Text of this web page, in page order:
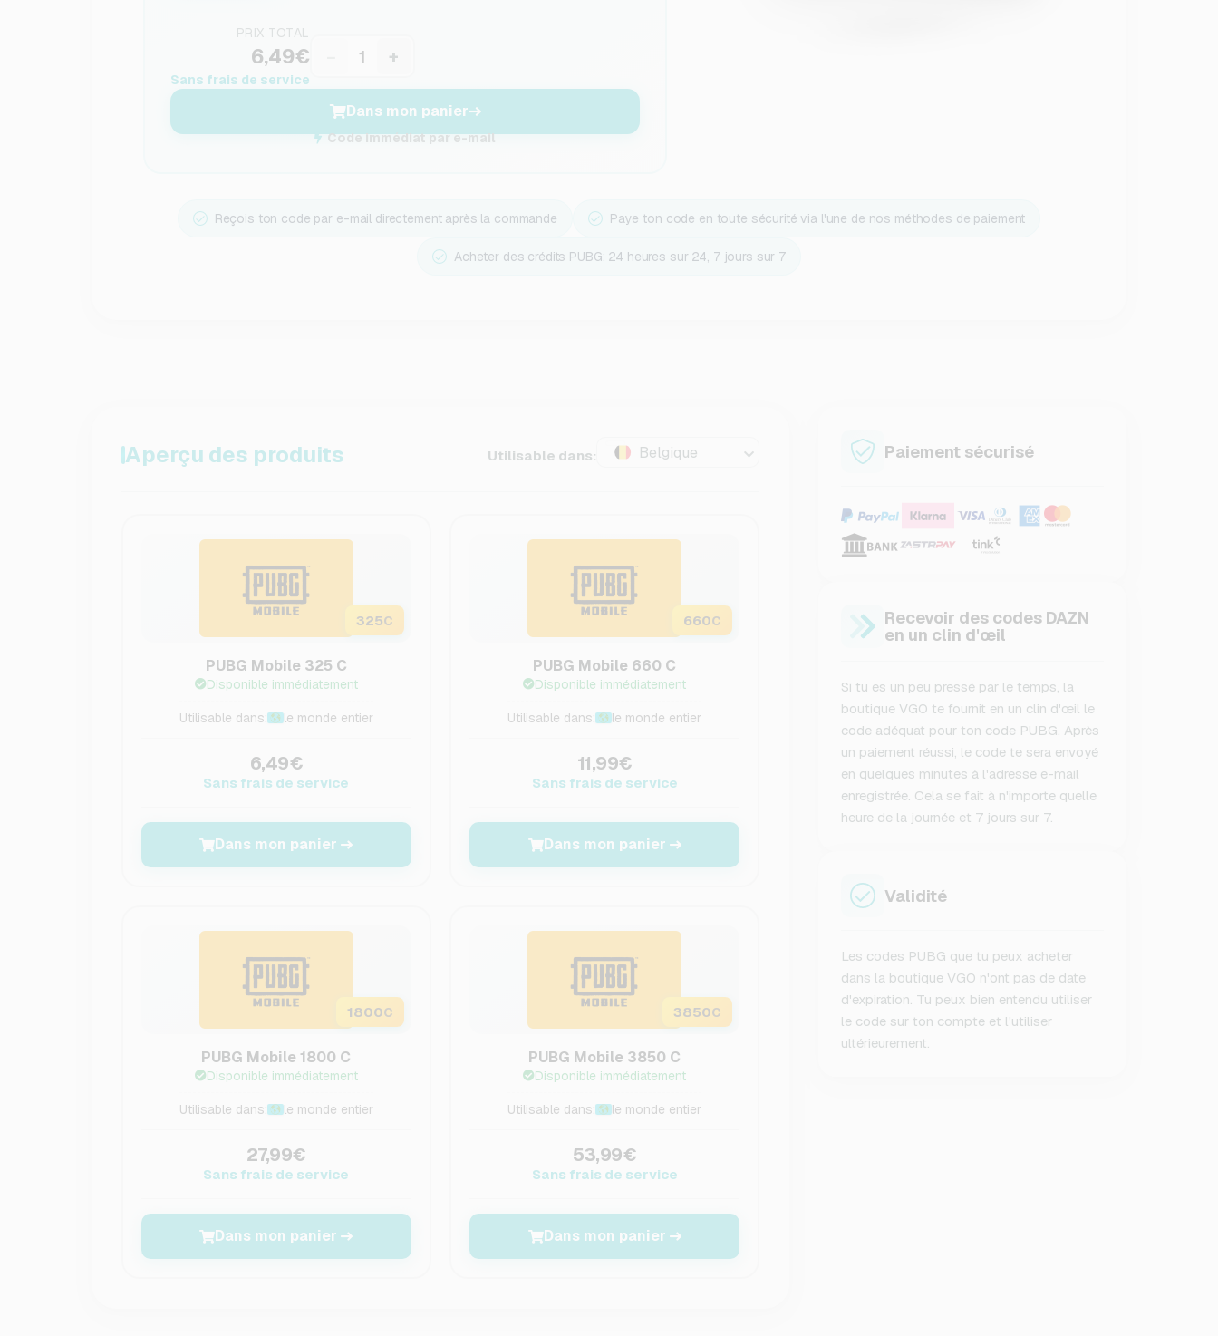
PRIX TOTAL
6,49€
Sans frais de service
+
Dans mon panier
Code immédiat par e-mail
Reçois ton code par e-mail directement après la commande Paye ton code en toute sécurité via l'une de nos méthodes de paiement
Acheter des crédits PUBG: 24 heures sur 24, 7 jours sur 7
Aperçu des produits Utilisable dans: Belgique
325C
PUBG Mobile 325 C
Disponible immédiatement
Utilisable dans: le monde entier
6,49€
Sans frais de service
Dans mon panier
660C
PUBG Mobile 660 C
Disponible immédiatement
Utilisable dans: le monde entier
11,99€
Sans frais de service
Dans mon panier
1800C
PUBG Mobile 1800 C
Disponible immédiatement
Utilisable dans: le monde entier
27,99€
Sans frais de service
Dans mon panier
3850C
PUBG Mobile 3850 C
Disponible immédiatement
Utilisable dans: le monde entier
53,99€
Sans frais de service
Dans mon panier
Paiement sécurisé
Recevoir des codes DAZN
en un clin d'œil
Si tu es un peu pressé par le temps, la
boutique VGO te fournit en un clin d'œil le
code adéquat pour ton code PUBG. Après
un paiement réussi, le code te sera envoyé
en quelques minutes à l'adresse e-mail
enregistrée. Cela se fait à n'importe quelle
heure de la journée et 7 jours sur 7.
Validité
Les codes PUBG que tu peux acheter
dans la boutique VGO n'ont pas de date
d'expiration. Tu peux bien entendu utiliser
le code sur ton compte et l'utiliser
ultérieurement.